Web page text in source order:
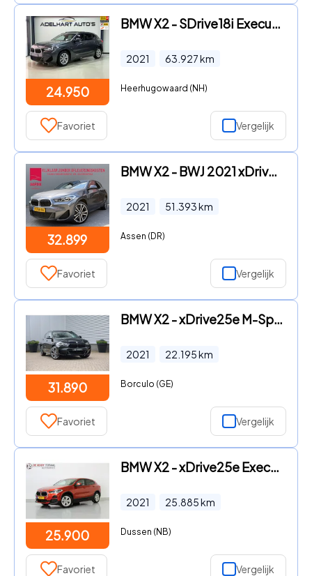
24.950
BMW X2 - SDrive18i Executive M Sport Automaat / Panorama dak / Ledere
2021 63.927km
Heerhugowaard (NH)
Favoriet Vergelijk
32.899
BMW X2 - BWJ 2021 xDrive20i 179 PK High Executive M AUTOMAAT | FULL L
2021 51.393km
Assen (DR)
Favoriet Vergelijk
31.890
BMW X2 - xDrive25e M-Sport Black Edition Pano|H&K|Memory|HUD|Dealeron
2021 22.195km
Borculo (GE)
Favoriet Vergelijk
25.900
BMW X2 - xDrive25e Executive, PHEV HYBRIDE |, RIJKLAAR | HEAD-UP SIAP
2021 25.885km
Dussen (NB)
Favoriet Vergelijk